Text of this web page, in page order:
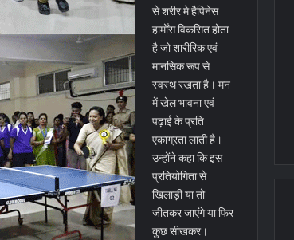
से शरीर मे हैपिनेस
हार्मोंस विकसित होता
है जो शारीरिक एवं
मानसिक रूप से
स्वस्थ रखता है। मन
में खेल भावना एवं
पढ़ाई के प्रति
एकाग्रता लाती है।
उन्होंने कहा कि इस
प्रतियोगिता से
खिलाड़ी या तो
जीतकर जाएंगे या फिर
कुछ सीखकर।